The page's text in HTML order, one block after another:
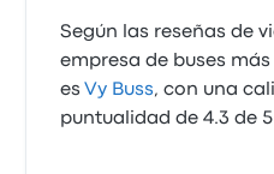
Según las reseñas de
empresa de buses
es Vy Buss, con una
puntualidad de 4.3 de